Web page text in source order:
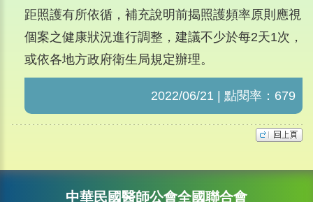
距照護有所依循，補充說明前揭照護頻率原則應視
個案之健康狀況進行調整，建議不少於每2天1次，
或依各地方政府衛生局規定辦理。
2022/06/21 | 點閱率：679
中華民國醫師公會全國聯合會